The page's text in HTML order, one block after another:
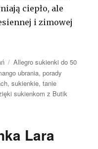
ciepło, ale
i zimowej
Tagi
Allegro sukienki do 50
ubrania,porady
,sukienkie,tanie
sukienkom z Butik
Lara